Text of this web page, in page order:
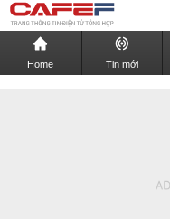
Home Tin mới